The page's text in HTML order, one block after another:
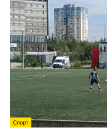
Спорт